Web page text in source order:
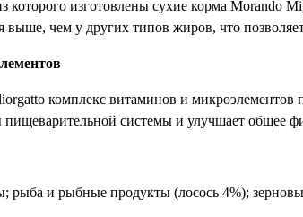
которого изготовлены сухие корма
выше, чем у других типов жиров, что
комплекс витаминов и
системы и улучшает общее
рыба и рыбные продукты (лосось 4%);